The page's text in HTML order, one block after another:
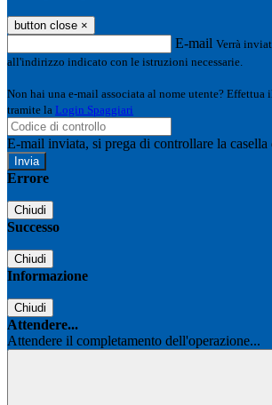
button close ×
E-mail Verrà
all'indirizzo indicato con le istruzioni necessarie.
Non hai una e-mail associata al nome utente? Effettua
tramite la Login Spaggiari
E-mail inviata, si prega di controllare la casella
Errore
Chiudi
Successo
Chiudi
Informazione
Chiudi
Attendere...
Attendere il completamento dell'operazione...